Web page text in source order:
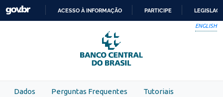
Skip to main content
PARA
O
CONTEÚDO
ACESSO À INFORMAÇÃO PARTICIPE
ENGLISH
Dados Perguntas Frequentes Tutoriais